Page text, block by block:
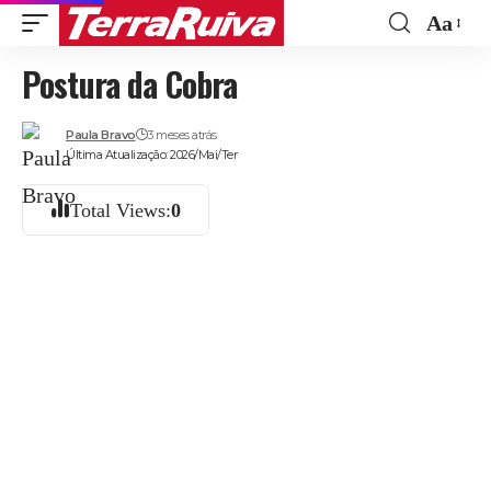
Aa
Postura da Cobra
Última Atualização: 2026/Mai/Ter
Paula Bravo 3 meses atrás
Total Views:0